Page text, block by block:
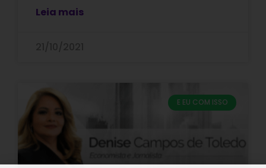
Leia mais
E EU COM ISSO